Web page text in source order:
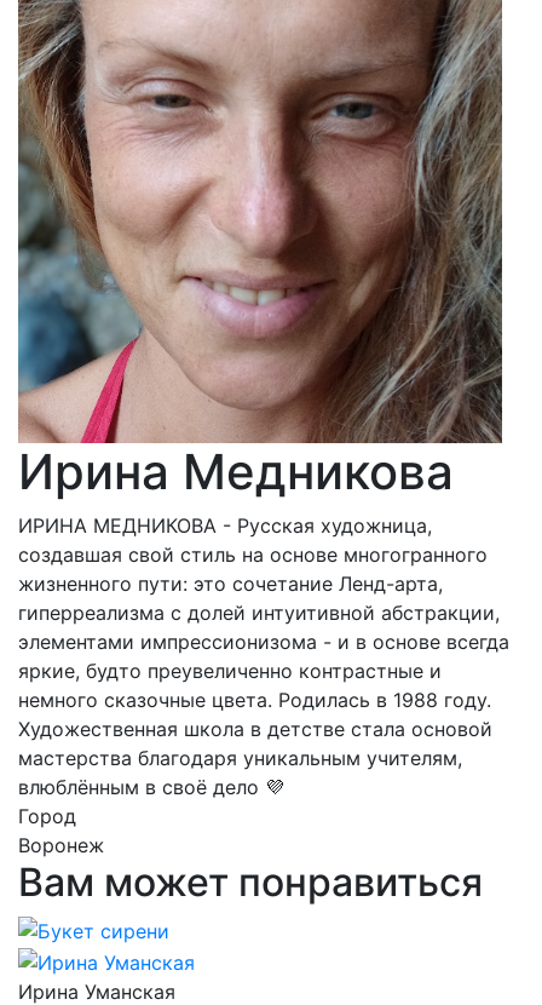
Ирина Медникова
ИРИНА МЕДНИКОВА - Русская художница,
создавшая свой стиль на основе многогранного
жизненного пути: это сочетание Ленд-арта,
гиперреализма с долей интуитивной абстракции,
элементами импрессионизома - и в основе всегда
яркие, будто преувеличенно контрастные и
немного сказочные цвета. Родилась в 1988 году.
Художественная школа в детстве стала основой
мастерства благодаря уникальным учителям,
влюблённым в своё дело 💜
Город
Воронеж
Вам может понравиться
Ирина Уманская